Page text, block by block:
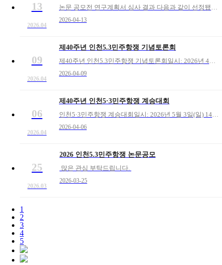
13
2026.04
논문 공모전 연구계획서 심사 결과 다음과 같이 선정됐음을 알립니다.1) 윤00, 인천 5.3민주항쟁과 진보정치 운동-노동자정치조직운동을 중심으로2) 이00, 인천5.3민주항쟁과 국가폭력- 선정되신 분에게 개별 통보 하겠습니다.
2026-04-13
09
2026.04
제40주년 인천5.3민주항쟁 기념토론회
제40주년 인천5.3민주항쟁 기념토론회일시: 2026년 4월 30일(목) 15:00장소: 주안영상미디어센터 8층
2026-04-09
06
2026.04
제40주년 인천5·3민주항쟁 계승대회
인천5·3민주항쟁 계승대회일시: 2026년 5월 3일(일) 14시 30분장소: 옛 시민회관쉼터(인천5·3민주항쟁 터)
2026-04-06
25
2026.03
2026 인천5.3민주항쟁 논문공모
많은 관심 부탁드립니다.
2026-03-25
1
2
3
4
5